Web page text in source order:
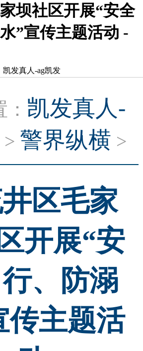
坝社区开展“安全
”宣传主题活动 -
凯发真人-ag凯发
凯发真人-
> 警界纵横 >
区毛家
开展“安
、防溺
传主题活